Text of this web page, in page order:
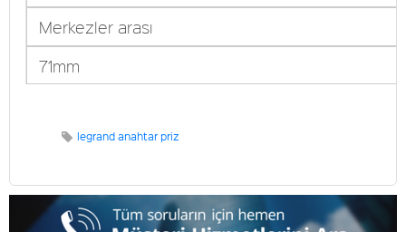
Merkezler arası
71mm
legrand anahtar priz